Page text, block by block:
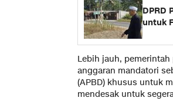
DPRD
untuk
​Lebih jauh,
anggaran mandatori
(APBD) khusus untuk
mendesak untuk